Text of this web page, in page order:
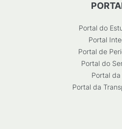
Portal do
Portal
Portal de
Portal do
Portal da
Portal da